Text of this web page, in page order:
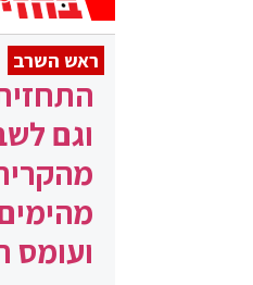
ראש השרב
וגם
ועומס